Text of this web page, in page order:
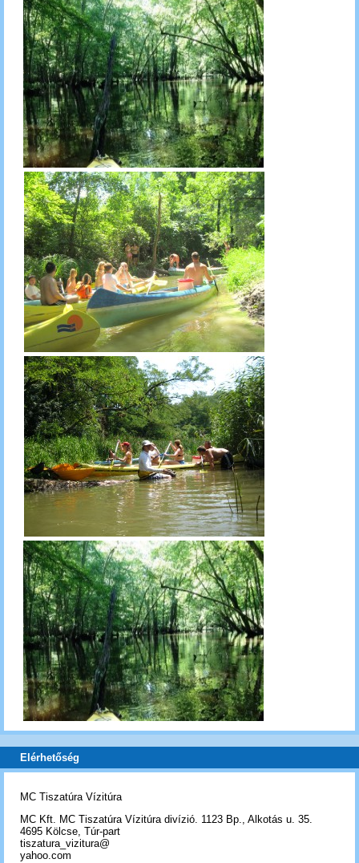
Elérhetőség
MC Tiszatúra Vízitúra
MC Kft. MC Tiszatúra Vízitúra divízió. 1123 Bp., Alkotás u. 35.
4695 Kölcse, Túr-part
tiszatura_vizitura@
yahoo.com